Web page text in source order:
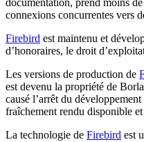
connexions concurrentes vers
Firebird est maintenu et
d’honoraires, le droit
Les versions de production de
est devenu la propriété de
causé l’arrêt du
fraîchement rendu disponible
La technologie de Firebird est